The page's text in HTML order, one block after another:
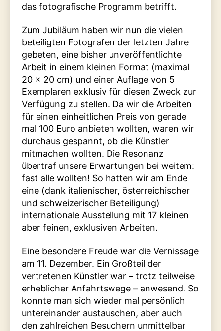
das fotografische Programm betrifft.
Zum Jubiläum haben wir nun die vielen
beteiligten Fotografen der letzten Jahre
gebeten, eine bisher unveröffentlichte
Arbeit in einem kleinen Format (maximal
20 x 20 cm) und einer Auflage von 5
Exemplaren exklusiv für diesen Zweck zur
Verfügung zu stellen. Da wir die Arbeiten
für einen einheitlichen Preis von gerade
mal 100 Euro anbieten wollten, waren wir
durchaus gespannt, ob die Künstler
mitmachen wollten. Die Resonanz
übertraf unsere Erwartungen bei weitem:
fast alle wollten! So hatten wir am Ende
eine (dank italienischer, österreichischer
und schweizerischer Beteiligung)
internationale Ausstellung mit 17 kleinen
aber feinen, exklusiven Arbeiten.
Eine besondere Freude war die Vernissage
am 11. Dezember. Ein Großteil der
vertretenen Künstler war – trotz teilweise
erheblicher Anfahrtswege – anwesend. So
konnte man sich wieder mal persönlich
untereinander austauschen, aber auch
den zahlreichen Besuchern unmittelbar